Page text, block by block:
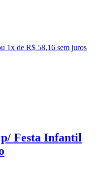
1x de R$ 58,16 sem juros
Festa Infantil